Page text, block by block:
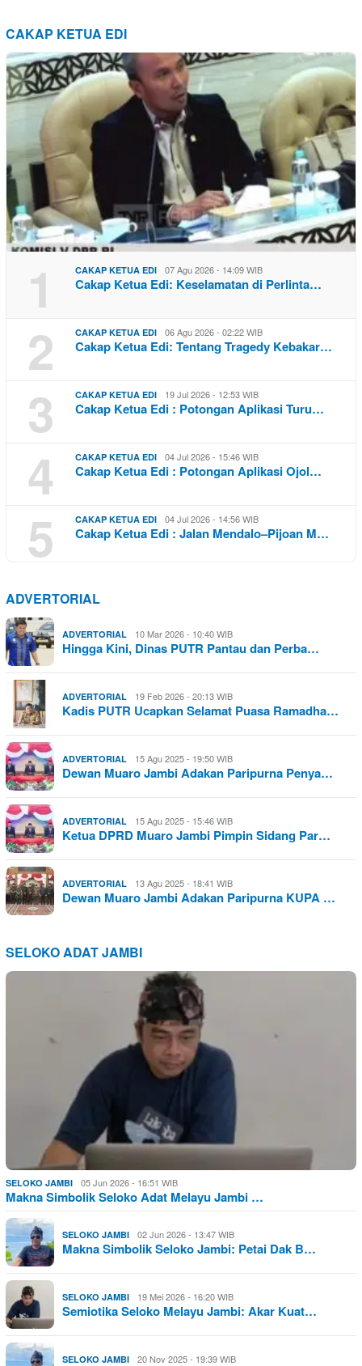
CAKAP KETUA EDI
1 CAKAP KETUA EDI 07 Agu 2026 - 14:09 WIB
Cakap Ketua Edi: Keselamatan di Perlinta…
2 CAKAP KETUA EDI 06 Agu 2026 - 02:22 WIB
Cakap Ketua Edi: Tentang Tragedy Kebakar…
3 CAKAP KETUA EDI 19 Jul 2026 - 12:53 WIB
Cakap Ketua Edi : Potongan Aplikasi Turu…
4 CAKAP KETUA EDI 04 Jul 2026 - 15:46 WIB
Cakap Ketua Edi : Potongan Aplikasi Ojol…
5 CAKAP KETUA EDI 04 Jul 2026 - 14:56 WIB
Cakap Ketua Edi : Jalan Mendalo–Pijoan M…
ADVERTORIAL
ADVERTORIAL 10 Mar 2026 - 10:40 WIB
Hingga Kini, Dinas PUTR Pantau dan Perba…
ADVERTORIAL 19 Feb 2026 - 20:13 WIB
Kadis PUTR Ucapkan Selamat Puasa Ramadha…
ADVERTORIAL 15 Agu 2025 - 19:50 WIB
Dewan Muaro Jambi Adakan Paripurna Penya…
ADVERTORIAL 15 Agu 2025 - 15:46 WIB
Ketua DPRD Muaro Jambi Pimpin Sidang Par…
ADVERTORIAL 13 Agu 2025 - 18:41 WIB
Dewan Muaro Jambi Adakan Paripurna KUPA …
SELOKO ADAT JAMBI
SELOKO JAMBI 05 Jun 2026 - 16:51 WIB
Makna Simbolik Seloko Adat Melayu Jambi …
SELOKO JAMBI 02 Jun 2026 - 13:47 WIB
Makna Simbolik Seloko Jambi: Petai Dak B…
SELOKO JAMBI 19 Mei 2026 - 16:20 WIB
Semiotika Seloko Melayu Jambi: Akar Kuat…
SELOKO JAMBI 20 Nov 2025 - 19:39 WIB